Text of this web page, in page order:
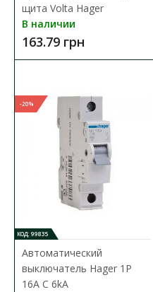
щита Volta Hager
В наличии
163.79 грн
-20%
КОД: 99835
Автоматический
выключатель Hager 1P
16A C 6kA